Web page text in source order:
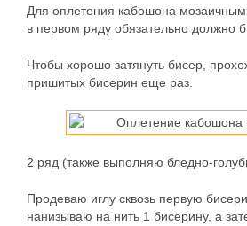
Для оплетения кабошона
в первом ряду обязательно должно
Чтобы хорошо затянуть бисер,
пришитых бисерин еще раз.
2 ряд (также выполняю бледно-
Продеваю иглу сквозь первую
нанизываю на нить 1 бисерину, а